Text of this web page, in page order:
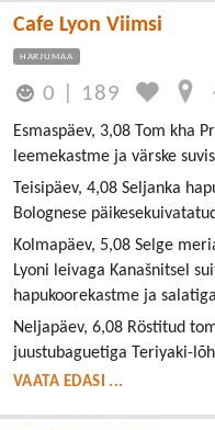
Cafe Lyon Viimsi
HARJUMAA
0 189
Esmaspäev, 3,08 Tom kha
leemekastme ja värske
Teisipäev, 4,08 Seljanka
Bolognese
Kolmapäev, 5,08 Selge
Lyoni leivaga Kanašnitsel
hapukoorekastme ja
Neljapäev, 6,08 Röstitud
juustubaguetiga Teriyaki-
VAATA EDASI ...